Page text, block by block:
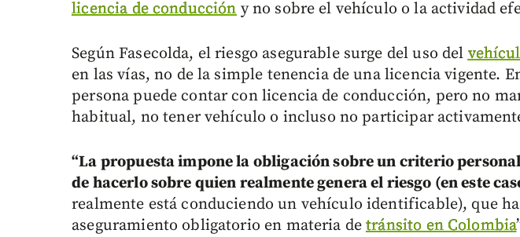
licencia de conduccióny no sobre el vehículo o la actividad
Según Fasecolda, el riesgo asegurable surge del uso del
en las vías, no de la simple tenencia de una licencia vigente.
persona puede contar con licencia de conducción, pero no
habitual, no tener vehículo o incluso no participar
“La propuesta impone la obligación sobre un criterio
de hacerlo sobre quien realmente genera el riesgo (en este
realmente está conduciendo un vehículo identificable), que
aseguramiento obligatorio en materia detránsito en Colombia